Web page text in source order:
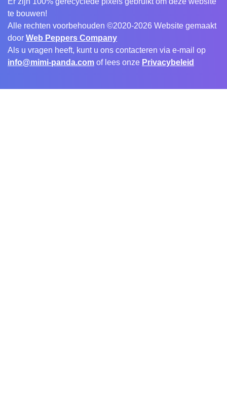
te bouwen!
Alle rechten voorbehouden ©2020-2026 Website gemaakt
door Web Peppers Company
Als u vragen heeft, kunt u ons contacteren via e-mail op
info@mimi-panda.com of lees onze Privacybeleid